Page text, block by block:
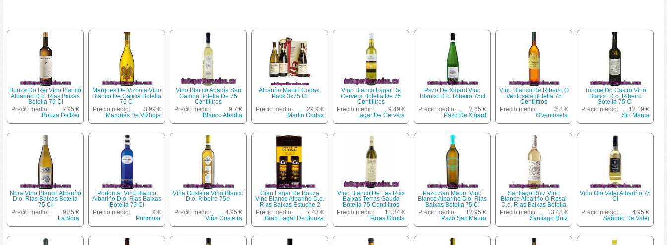
Bouza Do Rei Vino Blanco
Albariño D.o. Rías Baixas
Botella 75 Cl
Precio medio:
7.95 €
Bouza Do Rei
Marques De Vizhoja Vino
Blanco De Galicia Botella
75 Cl
Precio medio:
3.99 €
Marqués De Vizhoja
Vino Blanco Abadía San
Campo Botella De 75
Centilitros
Precio medio:
9.7 €
Blanco Abadia
Albariño Martín Codax,
Pack 3x75 Cl
Precio medio:
29.9 €
Martin Codax
Vino Blanco Lagar De
Cervera Botella De 75
Centilitros
Precio medio:
9.49 €
Lagar De Cervera
Pazo De Xigard Vino
Blanco D.o. Ribeiro 75cl
Precio medio:
2.65 €
Pazo De Xigard
Vino Blanco De Ribeiro O
Ventosela Botella 75
Centilitros
Precio medio:
3.8 €
O'ventosela
Torque Do Castro Vino
Blanco D.o. Ribeiro
Botella 75 Cl
Precio medio:
12.19 €
Sin Marca
Nora Vino Blanco Albariño
D.o. Rías Baixas Botella
75 Cl
Precio medio:
9.85 €
La Nora
Portomar Vino Blanco
Albariño D.o. Rias Baixas
Botella 75 Cl
Precio medio:
9 €
Portomar
Viña Costeira Vino Blanco
D.o. Ribeiro 75cl
Precio medio:
4.95 €
Viña Costeira
Gran Lagar De Bouza
Vino Blanco Albariño D.o.
Rías Baixas Estuche 2
Botellas 75 Cl
Precio medio:
7.43 €
Gran Lagar De Bouza
Vino Blanco De Las Riax
Baixas Terras Gauda
Botella 75 Centilitros
Precio medio:
11.34 €
Terras Gauda
Pazo San Mauro Vino
Blanco Albariño D.o. Rías
Baixas Botella 75 Cl
Precio medio:
12.95 €
Pazo San Mauro
Santiago Ruiz Vino
Blanco Albariño O Rosal
D.o. Rías Baixas Botella
75 Cl
Precio medio:
13.48 €
Santiago Ruiz
Vino Oro Valei Albariño 75
Cl
Precio medio:
4.95 €
Señorio De Valei